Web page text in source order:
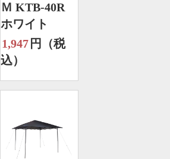
Ｍ KTB-40R
ホワイト
1,947 円（税
込）